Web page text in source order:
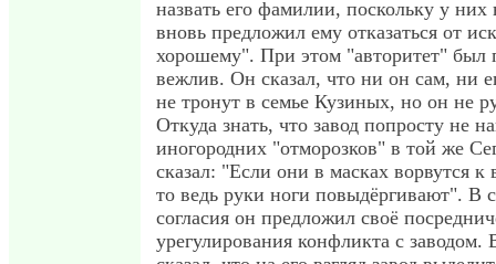
назвать его фамилии, поскольку у них
вновь предложил ему отказаться от
хорошему". При этом "авторитет" был
вежлив. Он сказал, что ни он сам, ни
не тронут в семье Кузиных, но он не
Откуда знать, что завод попросту не
иногородних "отморозков" в той же
сказал: "Если они в масках ворвутся к
то ведь руки ноги повыдёргивают". В
согласия он предложил своё
урегулирования конфликта с заводом.